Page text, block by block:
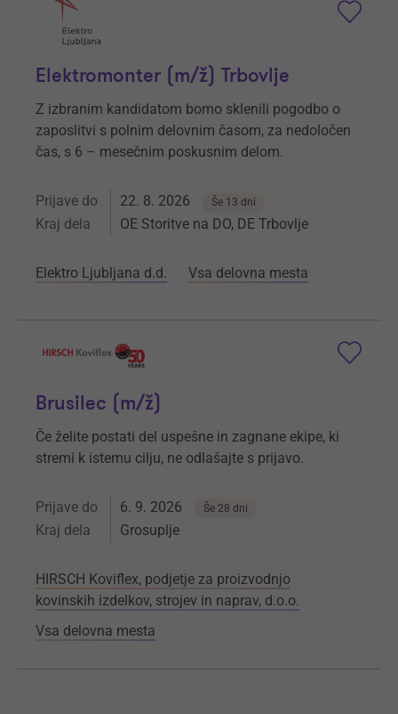
Elektromonter (m/ž) Trbovlje
Z izbranim kandidatom bomo sklenili pogodbo o
zaposlitvi s polnim delovnim časom, za nedoločen
čas, s 6 – mesečnim poskusnim delom.
Prijave do 22. 8. 2026 Še 13 dni
Kraj dela OE Storitve na DO, DE Trbovlje
Elektro Ljubljana d.d. Vsa delovna mesta
Brusilec (m/ž)
Če želite postati del uspešne in zagnane ekipe, ki
stremi k istemu cilju, ne odlašajte s prijavo.
Prijave do 6. 9. 2026 Še 28 dni
Kraj dela Grosuplje
HIRSCH Koviflex, podjetje za proizvodnjo
kovinskih izdelkov, strojev in naprav, d.o.o.
Vsa delovna mesta